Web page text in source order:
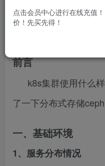
理节点node1安装ceph-
ceph4、在管理节点上安装
前言
k8s集群使用什么
了一下分布式存储
一、基础环境
1、服务分布情况
点击会员中心进行在线充值
价！先买先得！